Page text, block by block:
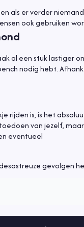
als er verder
ook gebruiken
al een stuk lastiger
nodig hebt.
rijden is, is het
van jezelf,
eventueel
gevolgen